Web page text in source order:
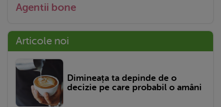
Agentii bone
Articole noi
Dimineața ta depinde de o
decizie pe care probabil o amâni